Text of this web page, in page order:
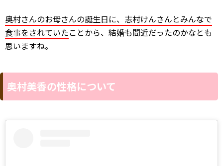
奥村さんのお母さんの誕生日に、志村けんさんとみんなで
食事をされていたことから、結婚も間近だったのかなとも
思いますね。
奥村美香の性格について